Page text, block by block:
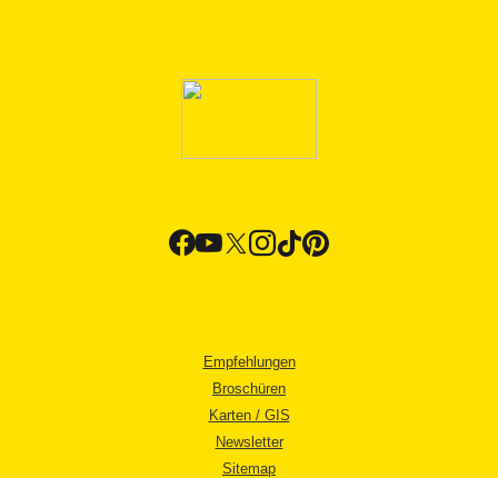
Empfehlungen
Broschüren
Karten / GIS
Newsletter
Sitemap